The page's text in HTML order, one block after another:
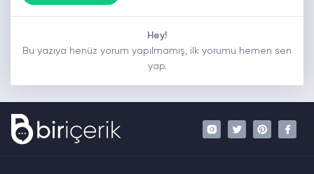
Hey!
Bu yazıya henüz yorum yapılmamış, ilk yorumu hemen sen
yap.